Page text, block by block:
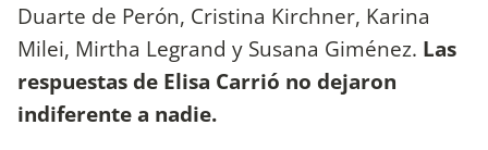
Duarte de Perón, Cristina Kirchner, Karina
Milei, Mirtha Legrand y Susana Giménez. Las
respuestas de Elisa Carrió no dejaron
indiferente a nadie.